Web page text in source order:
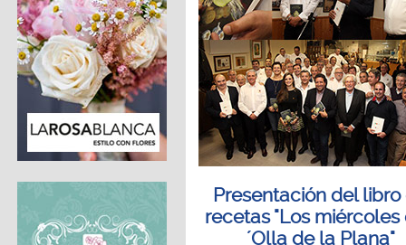
Presentación del libro
recetas "Los miércoles
´Olla de la Plana"